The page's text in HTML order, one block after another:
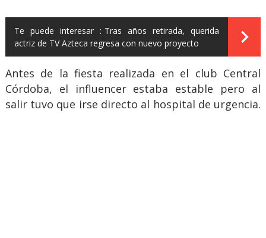
Te puede interesar : Tras años retirada, querida
actriz de TV Azteca regresa con nuevo proyecto
Antes de la fiesta realizada en el club Central
Córdoba, el influencer estaba estable pero al
salir tuvo que irse directo al hospital de urgencia.